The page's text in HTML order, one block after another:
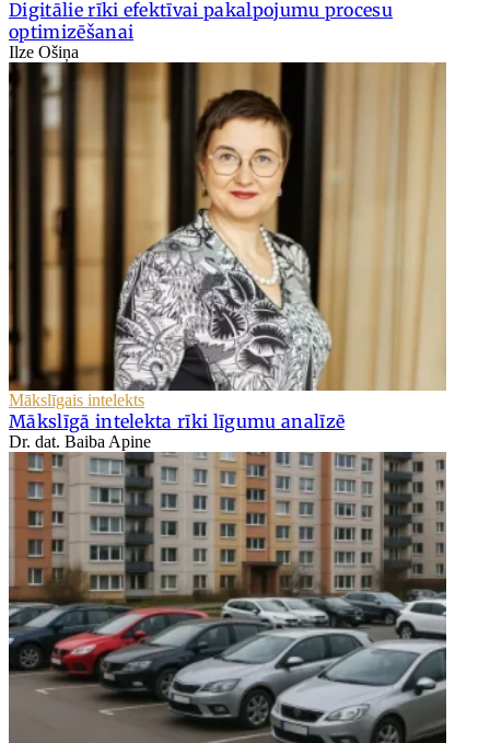
Digitālie rīki efektīvai pakalpojumu procesu
optimizēšanai
Ilze Ošiņa
Mākslīgais intelekts
Mākslīgā intelekta rīki līgumu analīzē
Dr. dat. Baiba Apine